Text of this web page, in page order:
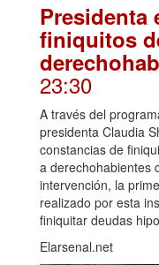
Presidenta
finiquitos
23:30
A través del
presidenta Claudia
constancias de
a derechohabientes
intervención, la
realizado por esta
finiquitar deudas
Elarsenal.net